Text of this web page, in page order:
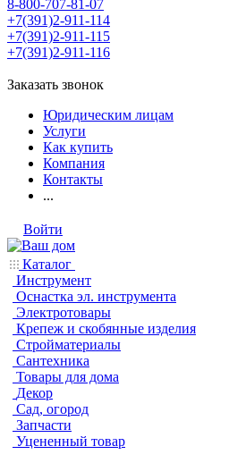
8-800-707-81-07
+7(391)2-911-114
+7(391)2-911-115
+7(391)2-911-116
Заказать звонок
Юридическим лицам
Услуги
Как купить
Компания
Контакты
...
Войти
Каталог
Инструмент
Оснастка эл. инструмента
Электротовары
Крепеж и скобянные изделия
Стройматериалы
Сантехника
Товары для дома
Декор
Сад, огород
Запчасти
Уцененный товар